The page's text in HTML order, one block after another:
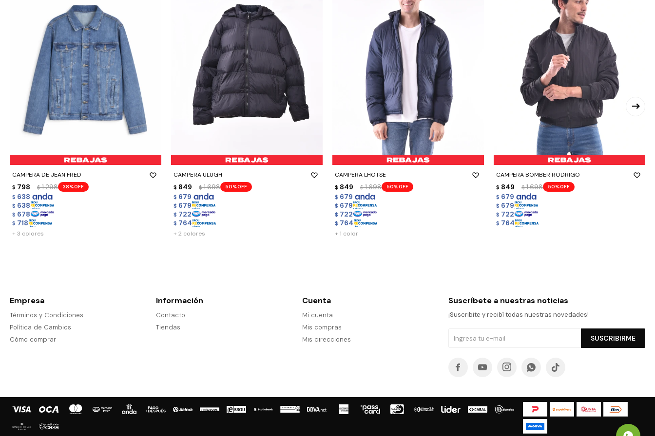
CAMPERA DE JEAN FRED
$ 798 $ 1.298 38
$ 638
$ 638
$ 678
$ 718
- +
+ 3 colores
CAMPERA ULUGH
$ 849 $ 1.698 50
$ 679
$ 679
$ 722
$ 764
- +
+ 2 colores
CAMPERA LHOTSE
$ 849 $ 1.698 50
$ 679
$ 679
$ 722
$ 764
- +
+ 1 color
CAMPERA BOMBER RODRIGO
$ 849 $ 1.698 50
$ 679
$ 679
$ 722
$ 764
- +
Empresa
Términos y Condiciones
Política de Cambios
Cómo comprar
Información
Contacto
Tiendas
Cuenta
Mi cuenta
Mis compras
Mis direcciones
Suscríbete a nuestras noticias
¡Suscribite y recibí todas nuestras novedades!
SUSCRIBIRME
    